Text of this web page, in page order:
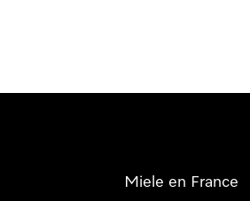
Miele en France